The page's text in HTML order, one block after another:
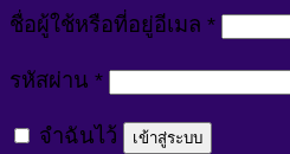
ชื่อผู้ใช้หรือที่อยู่อีเมล *ต้องการ
รหัสผ่าน *ต้องการ
จำฉันไว้ เข้าสู่ระบบ